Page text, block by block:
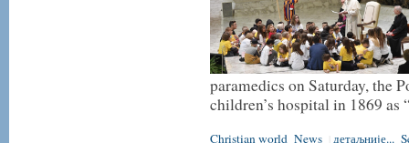
paramedics on Saturday, the
children’s hospital in 1869
Christian world News детаљније...